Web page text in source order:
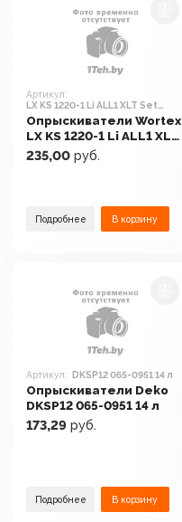
Артикул:
LX KS 1220-1 Li ALL1 XLT Set
2335133 (с 1-им АКБ)
Опрыскиватели Wortex
LX KS 1220-1 Li ALL1 XLT
Set 2335133 (с 1-им АКБ)
235,00 руб.
Подробнее В корзину
Артикул: DKSP12 065-0951 14 л
Опрыскиватели Deko
DKSP12 065-0951 14 л
173,29 руб.
Подробнее В корзину